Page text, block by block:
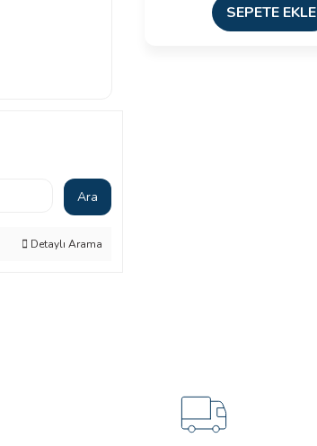
Ara
Detaylı Arama
SEPETE EKLE